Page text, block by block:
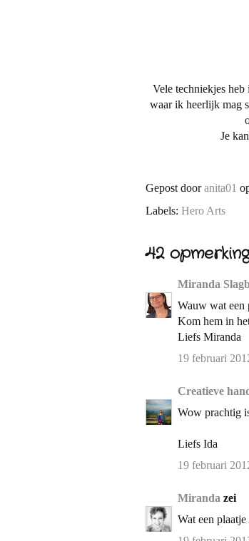
Vele techniekjes
waar ik heerlijk mag
Je
Gepost dooranita01
Labels: Hero Arts
42
Miranda
Wauw wat een
Kom hem in
Liefs Miranda
19 februari
Creatieve
Wow prachtig
Liefs Ida
19 februari
Miranda zei
Wat een